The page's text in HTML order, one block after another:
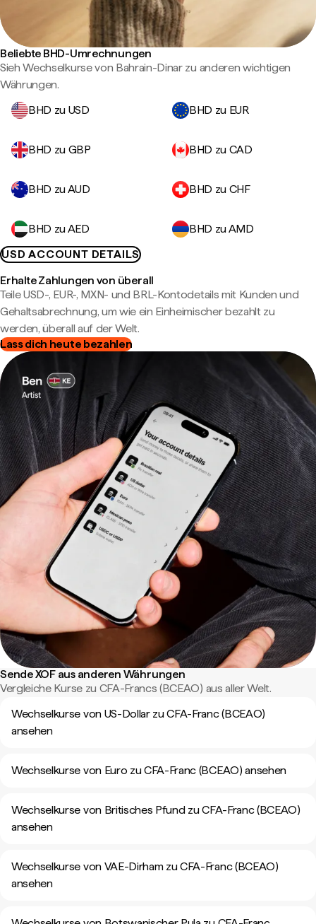
Beliebte BHD-Umrechnungen
Sieh Wechselkurse von Bahrain-Dinar zu anderen wichtigen
Währungen.
BHD zu USD
BHD zu EUR
BHD zu GBP BHD zu CAD
BHD zu AUD BHD zu CHF
BHD zu AED
BHD zu AMD
USD ACCOUNT DETAILS
Erhalte Zahlungen von überall
Teile USD-, EUR-, MXN- und BRL-Kontodetails mit Kunden und
Gehaltsabrechnung, um wie ein Einheimischer bezahlt zu
werden, überall auf der Welt.
Lass dich heute bezahlen
Sende XOF aus anderen Währungen
Vergleiche Kurse zu CFA-Francs (BCEAO) aus aller Welt.
Wechselkurse von US-Dollar zu CFA-Franc (BCEAO)
ansehen
Wechselkurse von Euro zu CFA-Franc (BCEAO) ansehen
Wechselkurse von Britisches Pfund zu CFA-Franc (BCEAO)
ansehen
Wechselkurse von VAE-Dirham zu CFA-Franc (BCEAO)
ansehen